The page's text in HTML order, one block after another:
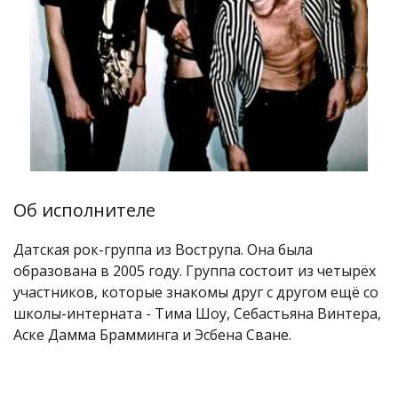
Об исполнителе
Датская рок-группа из Вострупа. Она была
образована в 2005 году. Группа состоит из четырёх
участников, которые знакомы друг с другом ещё со
школы-интерната - Тима Шоу, Себастьяна Винтера,
Аске Дамма Брамминга и Эсбена Сване.